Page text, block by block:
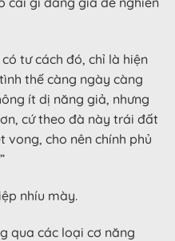
tư cách đó, chỉ là hiện
thế càng ngày càng
ít dị năng giả, nhưng
cứ theo đà này trái đất
vong, cho nên chính phủ
nhíu mày.
qua các loại cơ năng